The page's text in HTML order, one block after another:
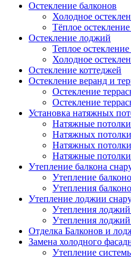
Остекление балконов
Холодное
Тёплое
Остекление лоджий
Теплое
Холодное
Остекление коттеджей
Остекление веранд и
Остекление
Остекление
Установка натяжных
Натяжные
Натяжных
Натяжных
Натяжные
Утепление балкона
Утепление
Утепления
Утепление лоджии
Утепления лоджий
Утепления
Отделка Балконов и
Замена холодного
Утепление